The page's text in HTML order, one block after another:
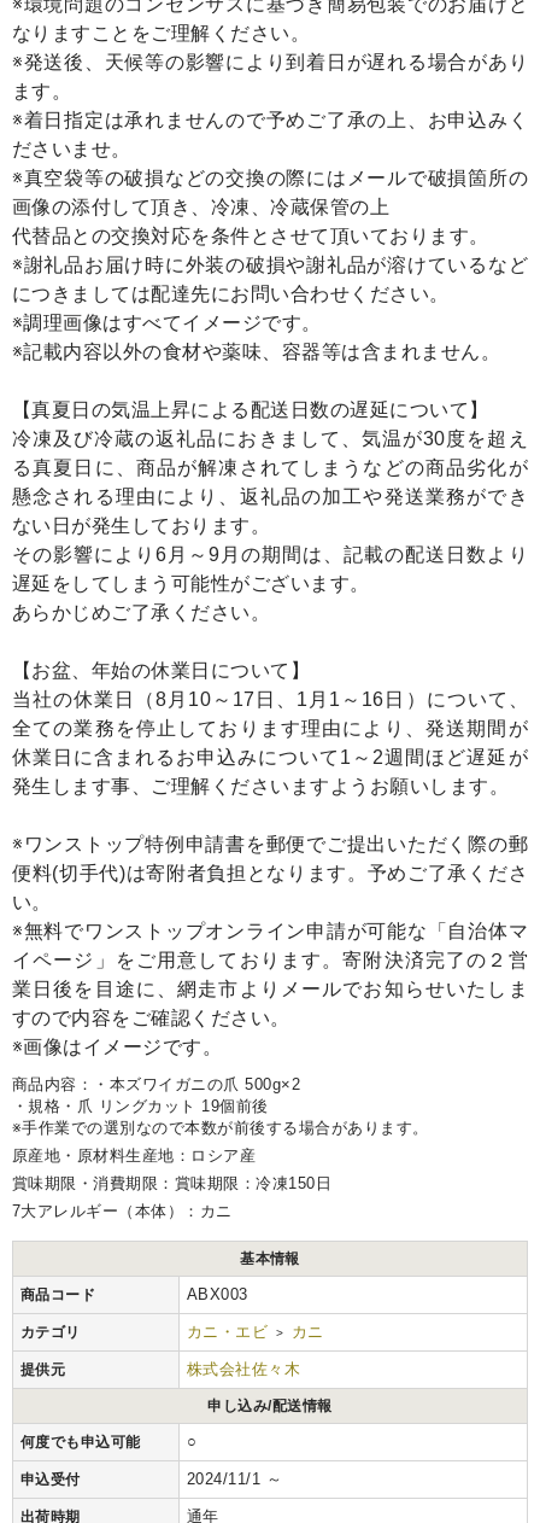
※環境問題のコンセンサスに基づき簡易包装でのお届けと
なりますことをご理解ください。
※発送後、天候等の影響により到着日が遅れる場合があり
ます。
※着日指定は承れませんので予めご了承の上、お申込みく
ださいませ。
※真空袋等の破損などの交換の際にはメールで破損箇所の
画像の添付して頂き、冷凍、冷蔵保管の上
代替品との交換対応を条件とさせて頂いております。
※謝礼品お届け時に外装の破損や謝礼品が溶けているなど
につきましては配達先にお問い合わせください。
※調理画像はすべてイメージです。
※記載内容以外の食材や薬味、容器等は含まれません。
【真夏日の気温上昇による配送日数の遅延について】
冷凍及び冷蔵の返礼品におきまして、気温が30度を超え
る真夏日に、商品が解凍されてしまうなどの商品劣化が
懸念される理由により、返礼品の加工や発送業務ができ
ない日が発生しております。
その影響により6月～9月の期間は、記載の配送日数より
遅延をしてしまう可能性がございます。
あらかじめご了承ください。
【お盆、年始の休業日について】
当社の休業日（8月10～17日、1月1～16日）について、
全ての業務を停止しております理由により、発送期間が
休業日に含まれるお申込みについて1～2週間ほど遅延が
発生します事、ご理解くださいますようお願いします。
※ワンストップ特例申請書を郵便でご提出いただく際の郵
便料(切手代)は寄附者負担となります。予めご了承くださ
い。
※無料でワンストップオンライン申請が可能な「自治体マ
イページ」をご用意しております。寄附決済完了の２営
業日後を目途に、網走市よりメールでお知らせいたしま
すので内容をご確認ください。
※画像はイメージです。
商品内容：・本ズワイガニの爪 500g×2
・規格・爪 リングカット 19個前後
※手作業での選別なので本数が前後する場合があります。
原産地・原材料生産地：ロシア産
賞味期限・消費期限：賞味期限：冷凍150日
7大アレルギー（本体）：カニ
基本情報
商品コード ABX003
カテゴリ カニ・エビ > カニ
提供元 株式会社佐々木
申し込み/配送情報
何度でも申込可能 ○
申込受付 2024/11/1 ～
出荷時期 通年